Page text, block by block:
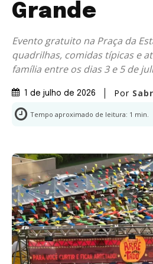
Grande
Evento gratuito na Praça da
quadrilhas, comidas típicas e
família entre os dias 3 e 5 de
1 de julho de 2026 Por
Tempo aproximado de leitura: 1 min.